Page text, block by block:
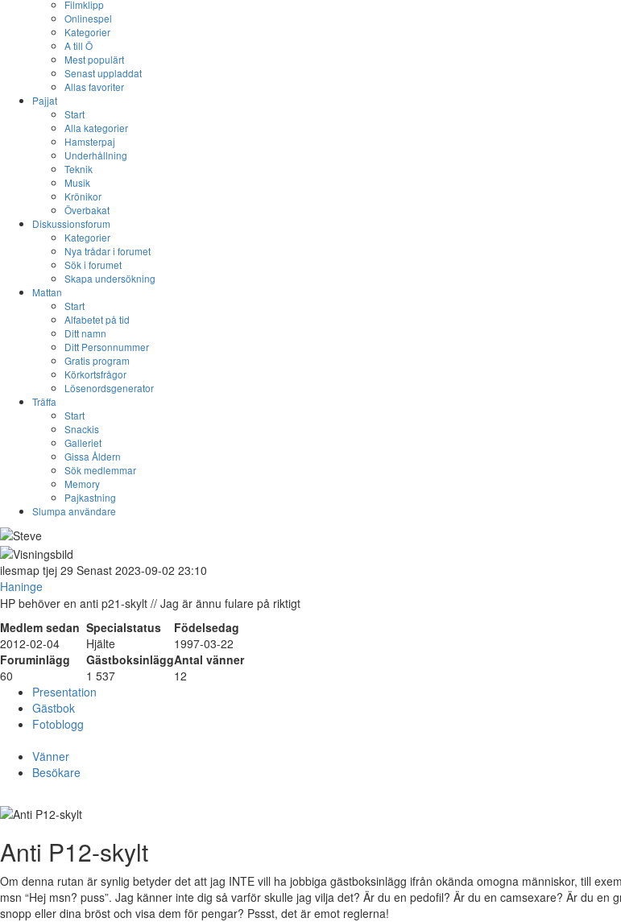
Filmklipp
Onlinespel
Kategorier
A till Ö
Mest populärt
Senast uppladdat
Allas favoriter
Pajjat
Start
Alla kategorier
Hamsterpaj
Underhållning
Teknik
Musik
Krönikor
Överbakat
Diskussionsforum
Kategorier
Nya trådar i forumet
Sök i forumet
Skapa undersökning
Mattan
Start
Alfabetet på tid
Ditt namn
Ditt Personnummer
Gratis program
Körkortsfrågor
Lösenordsgenerator
Träffa
Start
Snackis
Galleriet
Gissa Åldern
Sök medlemmar
Memory
Pajkastning
Slumpa användare
ilesmap tjej 29 Senast 2023-09-02 23:10
Haninge
HP behöver en anti p21-skylt // Jag är ännu fulare på riktigt
Medlem sedan Specialstatus
Födelsedag
2012-02-04
Hjälte
1997-03-22
Foruminlägg
GästboksinläggAntal vänner
60
1 537
12
Presentation
Gästbok
Fotoblogg
Vänner
Besökare
Anti P12-skylt
Om denna rutan är synlig betyder det att jag INTE vill ha jobbiga gästboksinlägg ifrån okända omogna människor, till
msn “Hej msn? puss”. Jag känner inte dig så varför skulle jag vilja det? Är du en pedofil? Är du en camsexare? Är du
snopp eller dina bröst och visa dem för pengar? Pssst, det är emot reglerna!